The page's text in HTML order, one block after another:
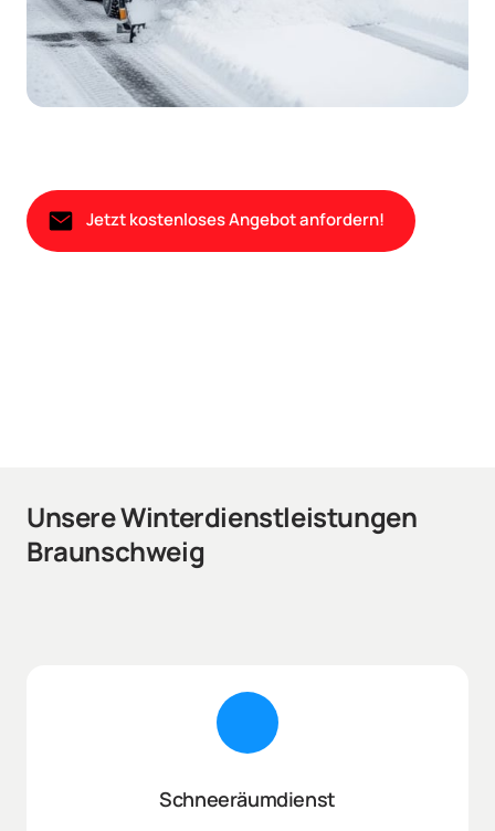
Jetzt kostenloses Angebot anfordern!
Unsere Winterdienstleistungen
Braunschweig
Schneeräumdienst